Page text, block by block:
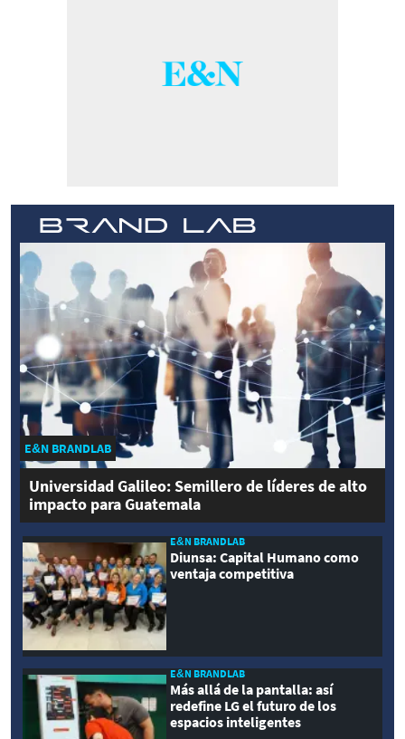
E&N BRANDLAB
Universidad Galileo: Semillero de líderes de alto
impacto para Guatemala
E&N BRANDLAB
Diunsa: Capital Humano como
ventaja competitiva
E&N BRANDLAB
Más allá de la pantalla: así
redefine LG el futuro de los
espacios inteligentes